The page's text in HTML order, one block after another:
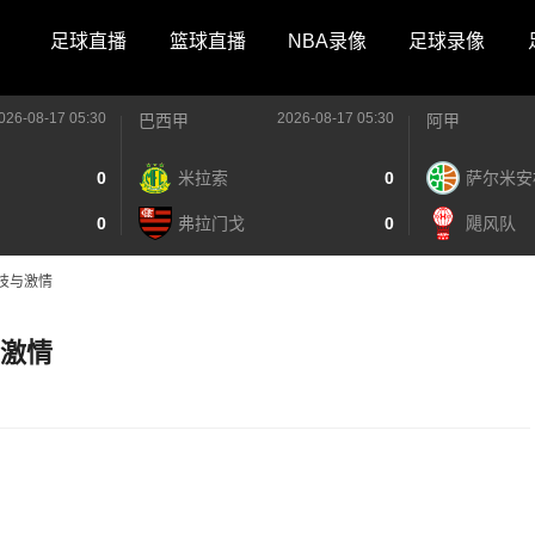
足球直播 篮球直播 NBA录像 足球录像
08-17 05:30
0
0
巴西甲 2026-08-17 05:30
米拉索 0
弗拉门戈 0
阿甲
萨尔米
飓风队
与激情
情